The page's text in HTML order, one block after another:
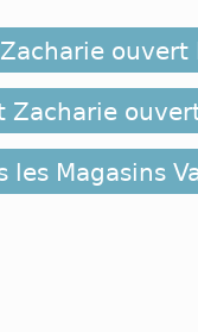
kilomètres de
ci-dessus de
ouvert
Zacharie
les Magasins